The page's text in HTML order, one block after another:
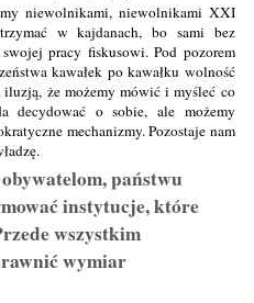
niewolnikami, niewolnikami XXI
w kajdanach, bo sami bez
pracy fiskusowi. Pod pozorem
kawałek po kawałku wolność
iluzją, że możemy mówić i myśleć co
decydować o sobie, ale możemy
mechanizmy. Pozostaje nam
państwu
instytucje, które
wszystkim
wymiar